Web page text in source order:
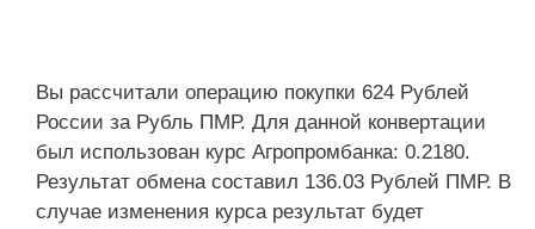
Вы рассчитали операцию покупки 624 Рублей
России за Рубль ПМР. Для данной конвертации
был использован курс Агропромбанка: 0.2180.
Результат обмена составил 136.03 Рублей ПМР. В
случае изменения курса результат будет